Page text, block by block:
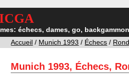
ICGA
échecs, dames, go,
Accueil / Munich 1993 / Échecs /
Munich 1993, Échecs,